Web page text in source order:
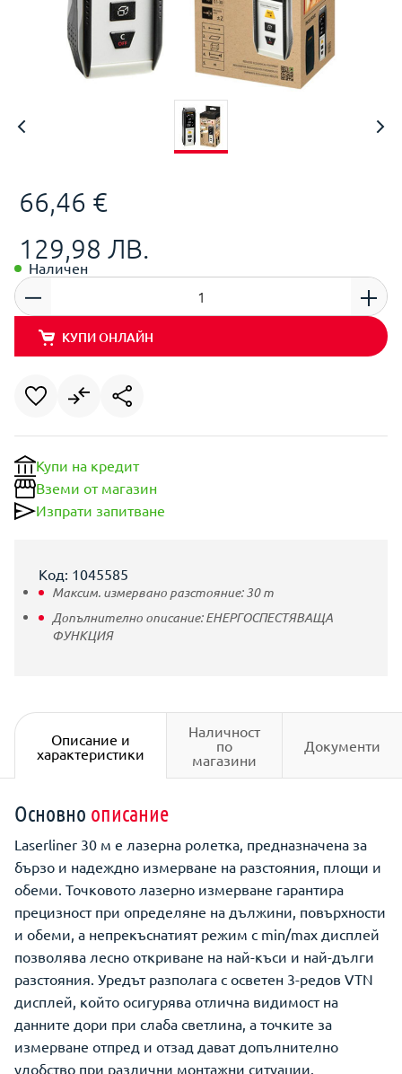
66,46 €
129,98 ЛВ.
Наличен
КУПИ ОНЛАЙН
Купи на кредит
Вземи от магазин
Изпрати запитване
Код: 1045585
Максим. измервано разстояние:30m
Допълнително описание:ЕНЕРГОСПЕСТЯВАЩА
ФУНКЦИЯ
Описание и
характеристики
Наличност
по
магазини
Документи
Основно описание
Laserliner 30 м е лазерна ролетка, предназначена за
бързо и надеждно измерване на разстояния, площи и
обеми. Точковото лазерно измерване гарантира
прецизност при определяне на дължини, повърхности
и обеми, а непрекъснатият режим с min/max дисплей
позволява лесно откриване на най-къси и най-дълги
разстояния. Уредът разполага с осветен 3-редов VTN
дисплей, който осигурява отлична видимост на
данните дори при слаба светлина, а точките за
измерване отпред и отзад дават допълнително
удобство при различни монтажни ситуации.